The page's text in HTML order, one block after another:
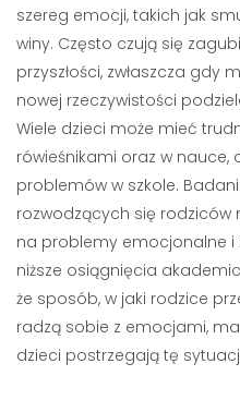
szereg emocji, takich jak
winy. Często czują się
przyszłości, zwłaszcza
nowej rzeczywistości
Wiele dzieci może mieć
rówieśnikami oraz w
problemów w szkole.
rozwodzących się
na problemy emocjonalne i
niższe osiągnięcia
że sposób, w jaki rodzice
radzą sobie z emocjami,
dzieci postrzegają tę